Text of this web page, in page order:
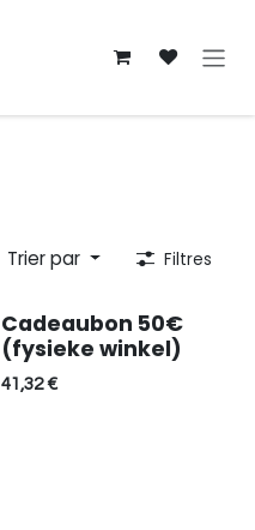
Trier par Filtres
Cadeaubon 50€
(fysieke winkel)
41,32€